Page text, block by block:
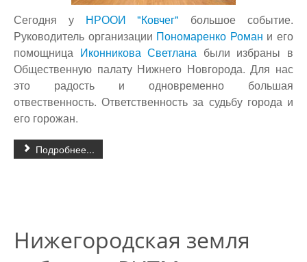
Сегодня у НРООИ "Ковчег" большое событие.
Руководитель организации Пономаренко Роман и его
помощница Иконникова Светлана были избраны в
Общественную палату Нижнего Новгорода. Для нас
это радость и одновременно большая
отвественность. Ответственность за судьбу города и
его горожан.
Подробнее...
Нижегородская земля